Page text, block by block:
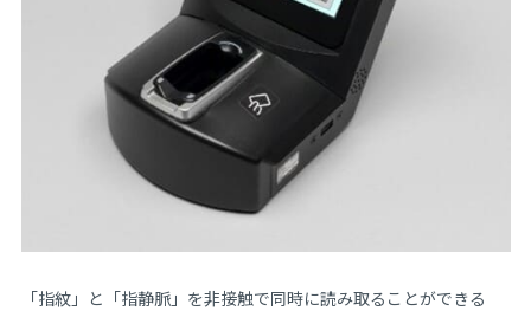
「指紋」と「指静脈」を非接触で同時に読み取ることができる